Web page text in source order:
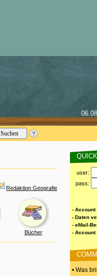
Redaktion Geografie
Bücher
user:
pass:
-
- Daten
- eMail-
-
• Was